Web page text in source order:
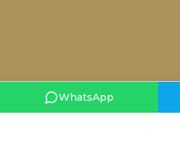
WhatsApp